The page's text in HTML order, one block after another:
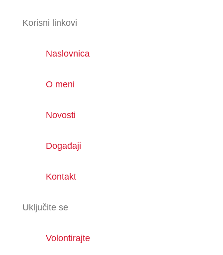
Korisni linkovi
Naslovnica
O meni
Novosti
Događaji
Kontakt
Uključite se
Volontirajte